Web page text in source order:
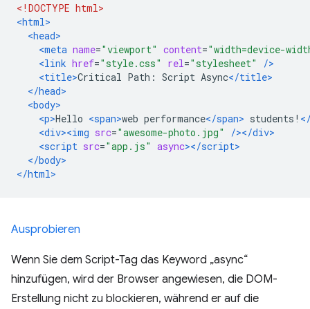
<!DOCTYPE html>
<html>
<head>
<meta name="viewport" content="width=device-
<link href="style.css" rel="stylesheet"
/>
<title>Critical Path: Script Async</title>
</head>
<body>
<p>Hello <span>web performance</span> students!
<div><img src="awesome-photo.jpg"
/></div>
<script src="app.js" async></script>
</body>
</html>
Ausprobieren
Wenn Sie dem Script-Tag das Keyword „async“
hinzufügen, wird der Browser angewiesen, die DOM-
Erstellung nicht zu blockieren, während er auf die